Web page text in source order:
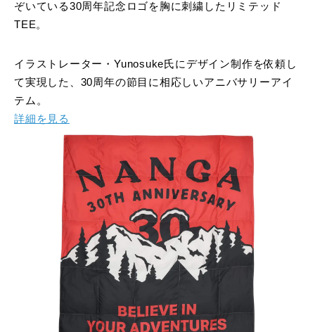
ぞいている30周年記念ロゴを胸に刺繍したリミテッド
TEE。
イラストレーター・Yunosuke氏にデザイン制作を依頼し
て実現した、30周年の節目に相応しいアニバサリーアイ
テム。
詳細を見る